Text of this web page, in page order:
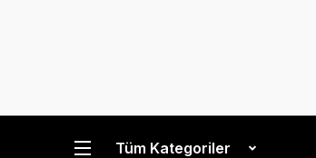
Tüm Kategoriler